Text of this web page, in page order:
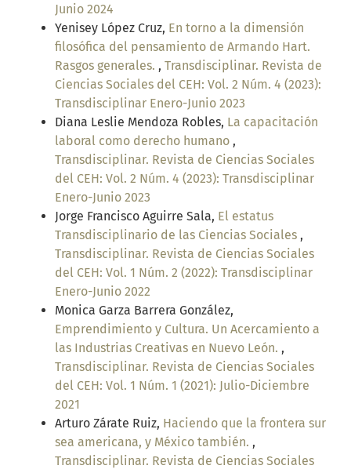
Junio 2024
Yenisey López Cruz, En torno a la dimensión
filosófica del pensamiento de Armando Hart.
Rasgos generales. , Transdisciplinar. Revista de
Ciencias Sociales del CEH: Vol. 2 Núm. 4 (2023):
Transdisciplinar Enero-Junio 2023
Diana Leslie Mendoza Robles, La capacitación
laboral como derecho humano ,
Transdisciplinar. Revista de Ciencias Sociales
del CEH: Vol. 2 Núm. 4 (2023): Transdisciplinar
Enero-Junio 2023
Jorge Francisco Aguirre Sala, El estatus
Transdisciplinario de las Ciencias Sociales ,
Transdisciplinar. Revista de Ciencias Sociales
del CEH: Vol. 1 Núm. 2 (2022): Transdisciplinar
Enero-Junio 2022
Monica Garza Barrera González,
Emprendimiento y Cultura. Un Acercamiento a
las Industrias Creativas en Nuevo León. ,
Transdisciplinar. Revista de Ciencias Sociales
del CEH: Vol. 1 Núm. 1 (2021): Julio-Diciembre
2021
Arturo Zárate Ruiz, Haciendo que la frontera sur
sea americana, y México también. ,
Transdisciplinar. Revista de Ciencias Sociales